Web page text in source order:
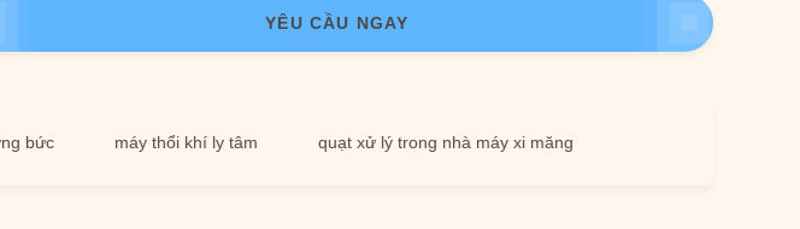
YÊU CẦU NGAY
máy thổi khí ly tâm quạt xử lý trong nhà máy xi măng